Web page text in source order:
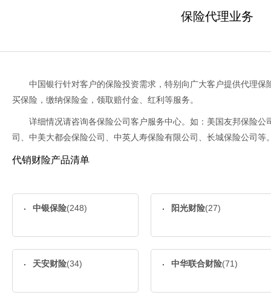
保险代理业务
中国银行针对客户的保险投资需求，特别向广大客户提供代理
买保险，缴纳保险金，领取赔付金、红利等服务。
详细情况请咨询各保险公司客户服务中心。如：美国友邦保险
司、中美大都会保险公司、中英人寿保险有限公司、长城保险公司等
代销财险产品清单
中银保险(248) 阳光财险(27)
天安财险(34) 中华联合财险(71)